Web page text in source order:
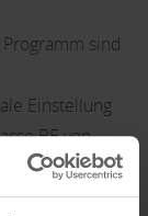
sind
Einstellung
BE von